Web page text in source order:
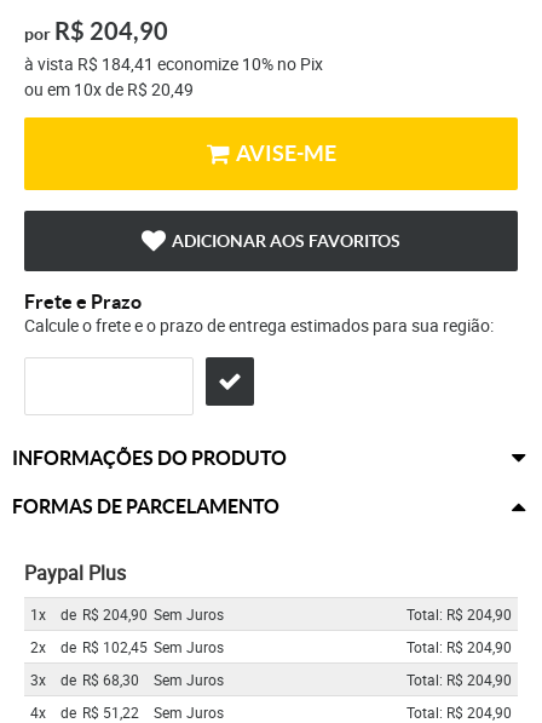
por R$ 204,90
à vista R$ 184,41 economize 10% no Pix
ou em 10xde R$ 20,49
AVISE-ME
ADICIONAR AOS FAVORITOS
Frete e Prazo
Calcule o frete e o prazo de entrega estimados para sua região:
INFORMAÇÕES DO PRODUTO
FORMAS DE PARCELAMENTO
Paypal Plus
1x de R$ 204,90 Sem Juros
Total: R$ 204,90
2x
de R$ 102,45 Sem Juros
Total: R$ 204,90
3x
de R$ 68,30 Sem Juros
Total: R$ 204,90
4x
de R$ 51,22 Sem Juros
Total: R$ 204,90